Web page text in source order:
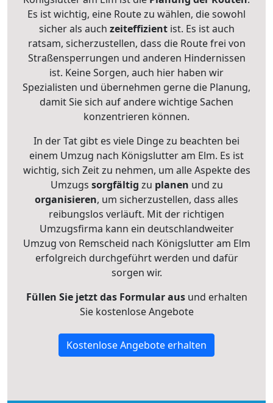
Es ist wichtig, eine Route zu wählen, die sowohl
sicher als auch zeiteffizientist. Es ist auch
ratsam, sicherzustellen, dass die Route frei von
Straßensperrungen und anderen Hindernissen
ist. Keine Sorgen, auch hier haben wir
Spezialisten und übernehmen gerne die Planung,
damit Sie sich auf andere wichtige Sachen
konzentrieren können.
In der Tat gibt es viele Dinge zu beachten bei
einem Umzug nach Königslutter am Elm. Es ist
wichtig, sich Zeit zu nehmen, um alle Aspekte des
Umzugs sorgfältig zu planen und zu
organisieren, um sicherzustellen, dass alles
reibungslos verläuft. Mit der richtigen
Umzugsfirma kann ein deutschlandweiter
Umzug von Remscheid nach Königslutter am Elm
erfolgreich durchgeführt werden und dafür
sorgen wir.
Füllen Sie jetzt das Formular ausund erhalten
Sie kostenlose Angebote
Kostenlose Angebote erhalten